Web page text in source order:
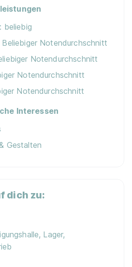
beliebig
Notendurchschnitt
Notendurchschnitt
Notendurchschnitt
Notendurchschnitt
Interessen
Gestalten
dich zu:
Lager,